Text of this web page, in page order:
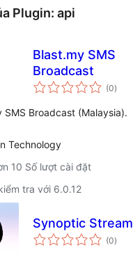
Plugin: api
Blast.my SMS
Broadcast
(0tổng
đánh
)
SMS Broadcast (Malaysia).
Technology
10 Số lượt cài đặt
tra với 6.0.12
Synoptic Stream
(0tổng
đánh
)